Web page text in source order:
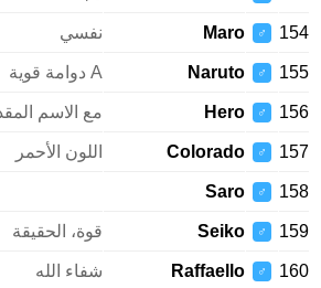
♂
Maro نفسي
♂
Naruto
♂
Hero مع الاسم المقدس
♂
Colorado اللون الأحمر
♂
Saro
♂
Seiko قوة، الحقيقة
♂
Raffaello شفاء الله